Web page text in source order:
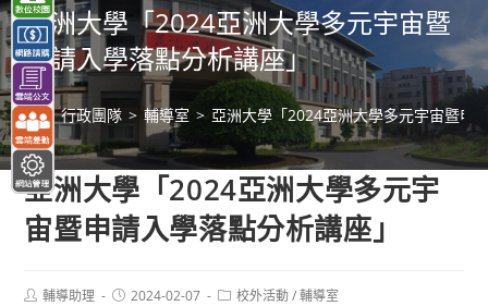
容 亞洲大學「2024亞洲大學多元宇宙暨
申請入學落點分析講座」
> 行政團隊 > 輔導室 > 亞洲大學「2024亞洲大學多元宇宙暨申
亞洲大學「2024亞洲大學多元宇
宙暨申請入學落點分析講座」
Post輔導助理
Post2024-02-07
Post校外活動 / 輔導室